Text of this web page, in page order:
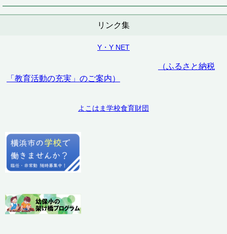
リンク集
Y・Y NET
（ふるさと納税
「教育活動の充実」のご案内）
よこはま学校食育財団